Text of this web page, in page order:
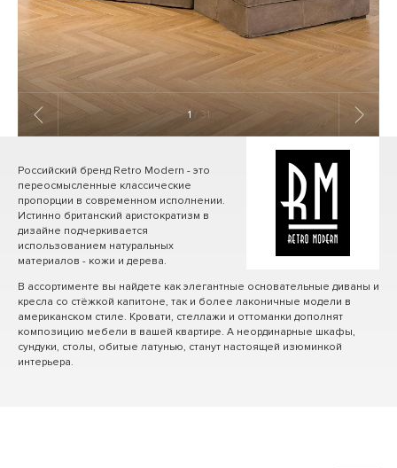
1 / 31
Российский бренд Retro Modern - это
переосмысленные классические
пропорции в современном исполнении.
Истинно британский аристократизм в
дизайне подчеркивается
использованием натуральных
материалов - кожи и дерева.
В ассортименте вы найдете как элегантные основательные диваны и
кресла со стёжкой капитоне, так и более лаконичные модели в
американском стиле. Кровати, стеллажи и оттоманки дополнят
композицию мебели в вашей квартире. А неординарные шкафы,
сундуки, столы, обитые латунью, станут настоящей изюминкой
интерьера.